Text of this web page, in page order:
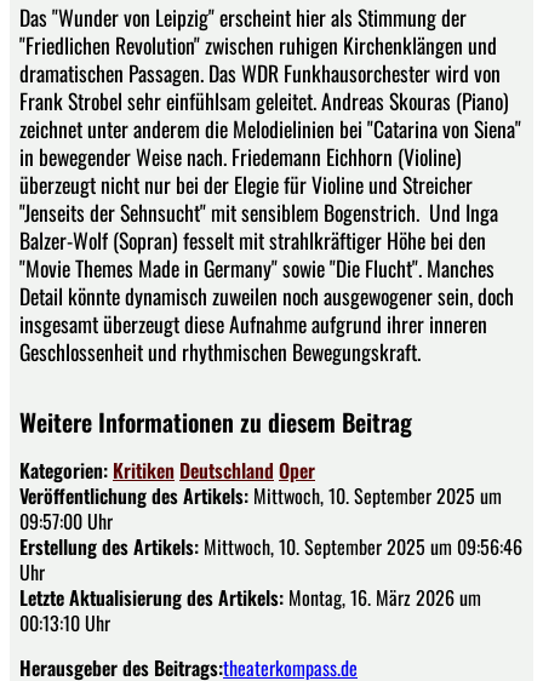
Das "Wunder von Leipzig" erscheint hier als Stimmung der
"Friedlichen Revolution" zwischen ruhigen Kirchenklängen und
dramatischen Passagen. Das WDR Funkhausorchester wird von
Frank Strobel sehr einfühlsam geleitet. Andreas Skouras (Piano)
zeichnet unter anderem die Melodielinien bei "Catarina von Siena"
in bewegender Weise nach. Friedemann Eichhorn (Violine)
überzeugt nicht nur bei der Elegie für Violine und Streicher
"Jenseits der Sehnsucht" mit sensiblem Bogenstrich. Und Inga
Balzer-Wolf (Sopran) fesselt mit strahlkräftiger Höhe bei den
"Movie Themes Made in Germany" sowie "Die Flucht". Manches
Detail könnte dynamisch zuweilen noch ausgewogener sein, doch
insgesamt überzeugt diese Aufnahme aufgrund ihrer inneren
Geschlossenheit und rhythmischen Bewegungskraft.
Weitere Informationen zu diesem Beitrag
Kategorien: Kritiken Deutschland Oper
Veröffentlichung des Artikels: Mittwoch, 10. September 2025 um
09:57:00 Uhr
Erstellung des Artikels: Mittwoch, 10. September 2025 um 09:56:46
Uhr
Letzte Aktualisierung des Artikels: Montag, 16. März 2026 um
00:13:10 Uhr
Herausgeber des Beitrags:theaterkompass.de